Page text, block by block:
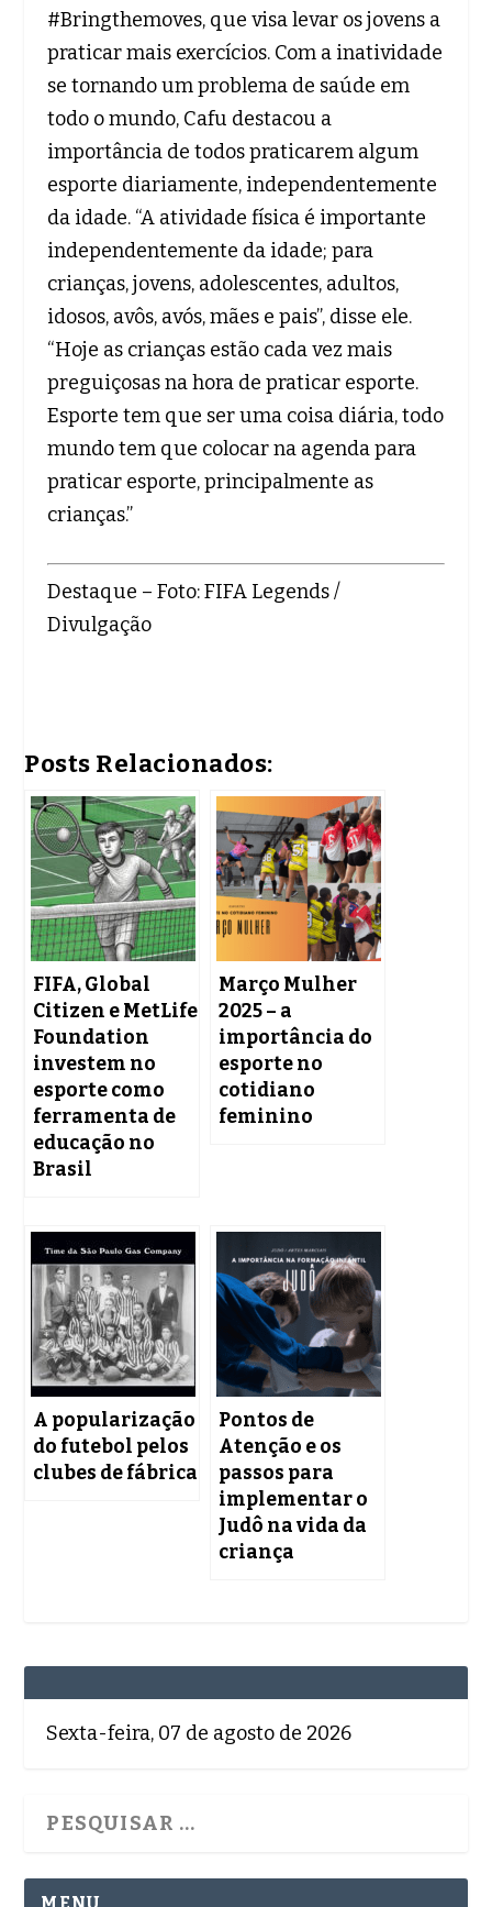
#Bringthemoves, que visa levar os jovens a
praticar mais exercícios. Com a inatividade
se tornando um problema de saúde em
todo o mundo, Cafu destacou a
importância de todos praticarem algum
esporte diariamente, independentemente
da idade. “A atividade física é importante
independentemente da idade; para
crianças, jovens, adolescentes, adultos,
idosos, avôs, avós, mães e pais”, disse ele.
“Hoje as crianças estão cada vez mais
preguiçosas na hora de praticar esporte.
Esporte tem que ser uma coisa diária, todo
mundo tem que colocar na agenda para
praticar esporte, principalmente as
crianças.”
Destaque – Foto: FIFA Legends /
Divulgação
Posts Relacionados:
FIFA, Global
Citizen e MetLife
Foundation
investem no
esporte como
ferramenta de
educação no
Brasil
Março Mulher
2025 – a
importância do
esporte no
cotidiano
feminino
A popularização
do futebol pelos
clubes de fábrica
Pontos de
Atenção e os
passos para
implementar o
Judô na vida da
criança
Sexta-feira, 07 de agosto de 2026
MENU